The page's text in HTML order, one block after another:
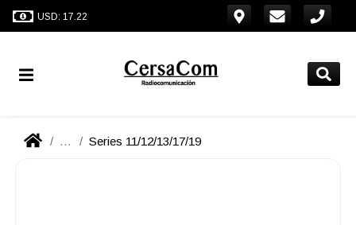
USD: 17.22
... Series 11/12/13/17/19